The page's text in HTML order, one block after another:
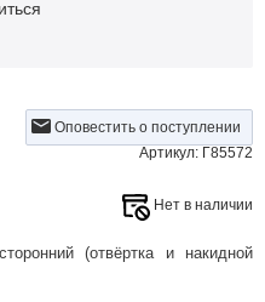
Оповестить о поступлении
Артикул: Г85572
Нет в наличии
(отвёртка и накидной